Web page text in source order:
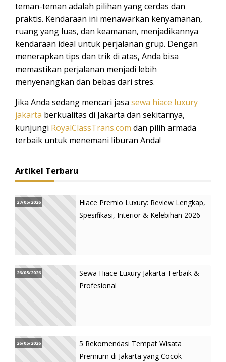
teman-teman adalah pilihan yang cerdas dan
praktis. Kendaraan ini menawarkan kenyamanan,
ruang yang luas, dan keamanan, menjadikannya
kendaraan ideal untuk perjalanan grup. Dengan
menerapkan tips dan trik di atas, Anda bisa
memastikan perjalanan menjadi lebih
menyenangkan dan bebas dari stres.
Jika Anda sedang mencari jasa sewa hiace luxury
jakarta berkualitas di Jakarta dan sekitarnya,
kunjungi RoyalClassTrans.com dan pilih armada
terbaik untuk menemani liburan Anda!
Artikel Terbaru
27/05/2026
Hiace Premio Luxury: Review Lengkap,
Spesifikasi, Interior & Kelebihan 2026
26/05/2026
Sewa Hiace Luxury Jakarta Terbaik &
Profesional
26/05/2026
5 Rekomendasi Tempat Wisata
Premium di Jakarta yang Cocok